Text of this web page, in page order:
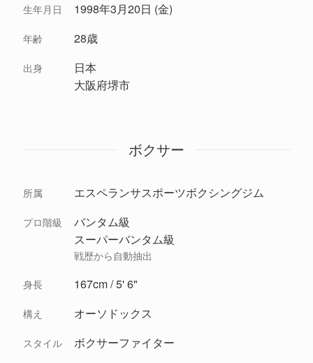
生年月日 1998年3月20日 (金)
年齢 28歳
出身
日本
大阪府堺市
ボクサー
所属 エスペランサスポーツボクシングジム
プロ階級
バンタム級
スーパーバンタム級
戦歴から自動抽出
身長 167cm / 5' 6"
構え オーソドックス
スタイル ボクサーファイター